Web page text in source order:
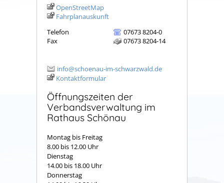
OpenStreetMap
Fahrplanauskunft
Telefon
07673 8204-0
Fax
07673 8204-14
info@schoenau-im-schwarzwald.de
Kontaktformular
Öffnungszeiten der
Verbandsverwaltung im
Rathaus Schönau
Montag bis Freitag
8.00 bis 12.00 Uhr
Dienstag
14.00 bis 18.00 Uhr
Donnerstag